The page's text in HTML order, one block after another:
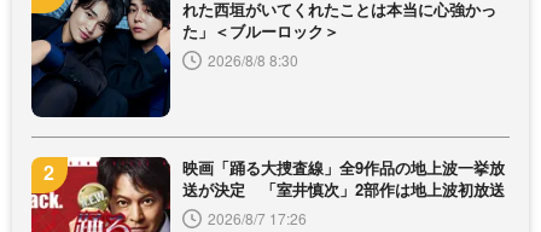
れた西垣がいてくれたことは本当に心強かっ
た」＜ブルーロック＞
2026/8/8 8:30
映画「踊る大捜査線」全9作品の地上波一挙放
送が決定 「室井慎次」2部作は地上波初放送
2026/8/7 17:26